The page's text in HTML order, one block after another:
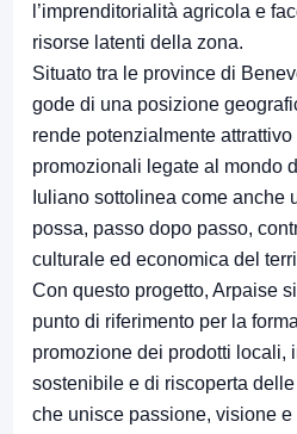
l’imprenditorialità agricola e
risorse latenti della zona.
Situato tra le province di
gode di una posizione
rende potenzialmente
promozionali legate al mondo
Iuliano sottolinea come anche
possa, passo dopo passo,
culturale ed economica del
Con questo progetto, Arpaise
punto di riferimento per la
promozione dei prodotti locali,
sostenibile e di riscoperta
che unisce passione, visione